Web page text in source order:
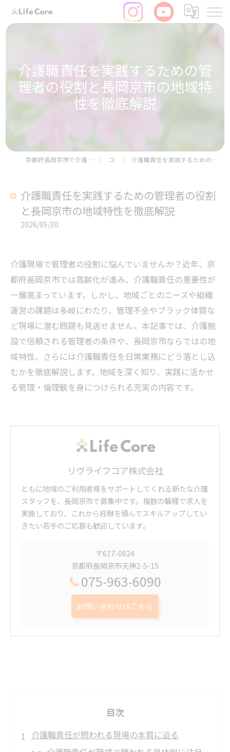
介護職責任を実践するための管
理者の役割と長岡京市の地域特
性を徹底解説
京都府長岡京市で介護の求人ならリヴライフコア株式会社 コラム 介護職責任を実践するための管理者の役割と長岡京市の地域特性を徹底解説
介護職責任を実践するための管理者の役割
と長岡京市の地域特性を徹底解説
2026/05/30
介護現場で管理者の役割に悩んでいませんか？近年、京
都府長岡京市では高齢化が進み、介護職責任の重要性が
一層高まっています。しかし、地域ごとのニーズや組織
運営の課題は多岐にわたり、管理不全やブラック体質な
ど現場に潜む問題も見逃せません。本記事では、介護施
設で信頼される管理者の条件や、長岡京市ならではの地
域特性、さらには介護職責任を日常業務にどう落とし込
むかを徹底解説します。地域を深く知り、実践に活かせ
る管理・倫理観を身につけられる充実の内容です。
リヴライフコア株式会社
ともに地域のご利用者様をサポートしてくれる新たな介護
スタッフを、長岡京市で募集中です。複数の職種で求人を
実施しており、これから経験を積んでスキルアップしてい
きたい若手のご応募も歓迎しています。
〒617-0824
京都府長岡京市天神2-5-15
075-963-6090
お問い合わせはこちら
目次
介護職責任が問われる現場の本質に迫る